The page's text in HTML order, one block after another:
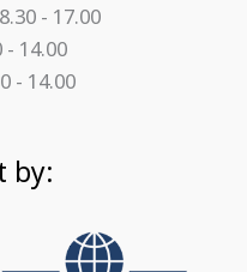
- 17.00
- 14.00
- 14.00
by: